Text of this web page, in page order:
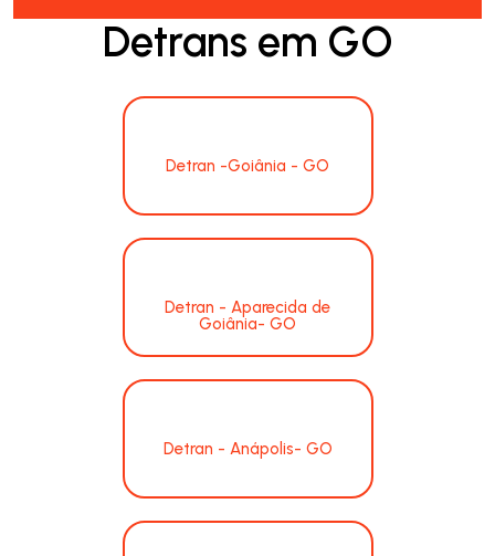
Detrans em GO
Detran -Goiânia - GO
Detran - Aparecida de
Goiânia- GO
Detran - Anápolis- GO